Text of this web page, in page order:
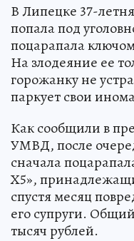
В Липецке 37-
попала под
поцарапала
На злодеяние ее
горожанку не
паркует свои
Как сообщили в
УМВД, после
сначала
Х5»,
спустя месяц
его супруги.
тысяч рублей.